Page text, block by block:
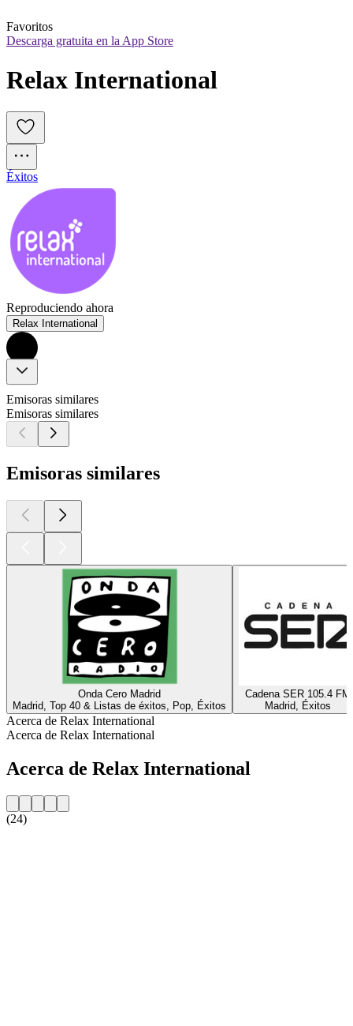
Favoritos
Descarga gratuita en la App Store
Relax International
Éxitos
Reproduciendo ahora
Relax International
Emisoras similares
Emisoras similares
Emisoras similares
Onda Cero Madrid
Madrid, Top 40 & Listas de éxitos, Pop, Éxitos
Cadena SER 105.4 FM
Madrid, Éxitos
Acerca de Relax International
Acerca de Relax International
Acerca de Relax International
(24)